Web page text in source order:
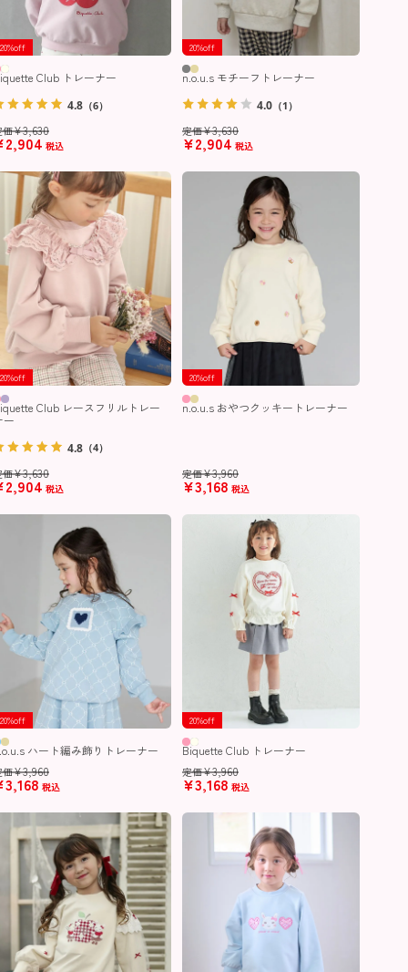
20%off
Club トレーナー
価¥3,630
2,904 税込
4.8 （6）
20%off
n.o.u.s モチーフトレーナー
定価¥3,630
¥2,904 税込
4.0（1）
20%off
Club レースフリルトレー
ー
価¥3,630
2,904 税込
4.8 （4）
20%off
n.o.u.s おやつクッキートレーナー
定価¥3,960
¥3,168 税込
20%off
ハート編み飾りトレーナー
価¥3,960
3,168 税込
20%off
Biquette Club トレーナー
定価¥3,960
¥3,168 税込